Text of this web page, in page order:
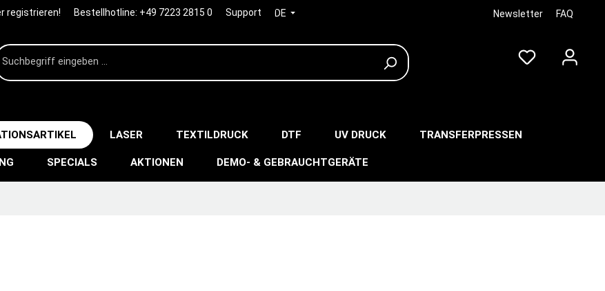
registrieren! Bestellhotline: +49 7223 2815 0 Support DE Newsletter FAQ
LASER TEXTILDRUCK DTF UV DRUCK TRANSFERPRESSEN
SPECIALS AKTIONEN DEMO- & GEBRAUCHTGERÄTE